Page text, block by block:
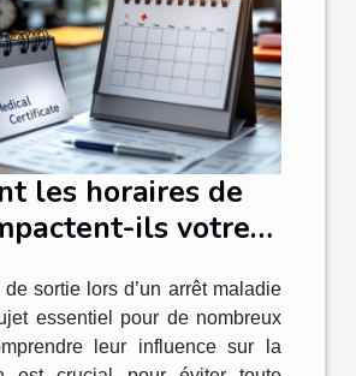
les horaires de
ils votre
?
de sortie lors d’un arrêt maladie
essentiel pour de nombreux
leur influence sur la